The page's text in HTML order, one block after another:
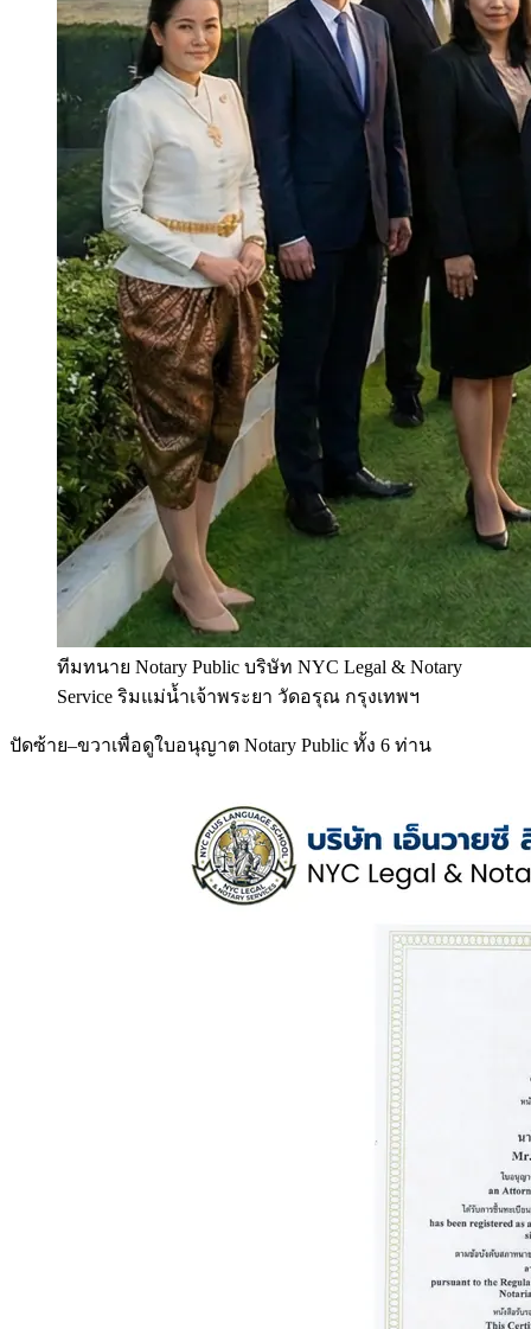
ทีมทนาย Notary Public บริษัท NYC Legal & Notary
Service ริมแม่น้ำเจ้าพระยา วัดอรุณ กรุงเทพฯ
ปัดซ้าย–ขวาเพื่อดูใบอนุญาต Notary Public ทั้ง 6 ท่าน